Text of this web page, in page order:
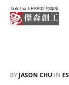
BY JASON CHU IN